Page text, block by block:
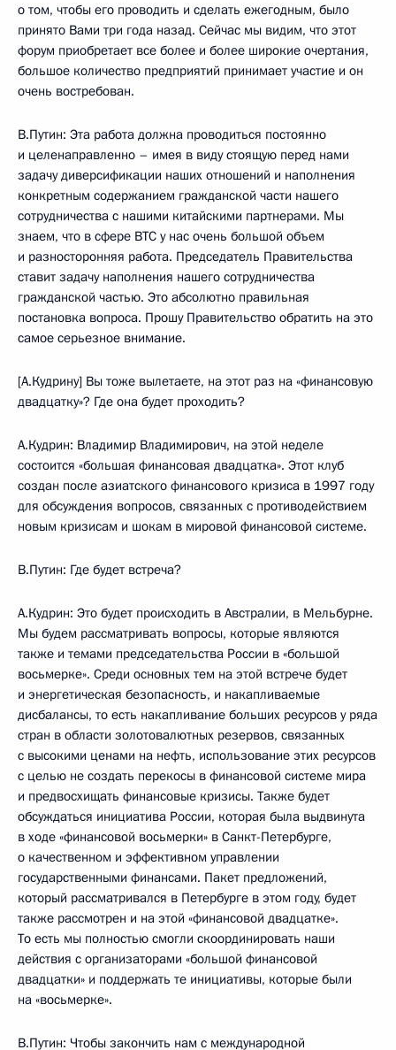
о том, чтобы его проводить и сделать ежегодным, было
принято Вами три года назад. Сейчас мы видим, что этот
форум приобретает все более и более широкие очертания,
большое количество предприятий принимает участие и он
очень востребован.
В.Путин: Эта работа должна проводиться постоянно
и целенаправленно – имея в виду стоящую перед нами
задачу диверсификации наших отношений и наполнения
конкретным содержанием гражданской части нашего
сотрудничества с нашими китайскими партнерами. Мы
знаем, что в сфере ВТС у нас очень большой объем
и разносторонняя работа. Председатель Правительства
ставит задачу наполнения нашего сотрудничества
гражданской частью. Это абсолютно правильная
постановка вопроса. Прошу Правительство обратить на это
самое серьезное внимание.
[А.Кудрину] Вы тоже вылетаете, на этот раз на «финансовую
двадцатку»? Где она будет проходить?
А.Кудрин: Владимир Владимирович, на этой неделе
состоится «большая финансовая двадцатка». Этот клуб
создан после азиатского финансового кризиса в 1997 году
для обсуждения вопросов, связанных с противодействием
новым кризисам и шокам в мировой финансовой системе.
В.Путин: Где будет встреча?
А.Кудрин: Это будет происходить в Австралии, в Мельбурне.
Мы будем рассматривать вопросы, которые являются
также и темами председательства России в «большой
восьмерке». Среди основных тем на этой встрече будет
и энергетическая безопасность, и накапливаемые
дисбалансы, то есть накапливание больших ресурсов у ряда
стран в области золотовалютных резервов, связанных
с высокими ценами на нефть, использование этих ресурсов
с целью не создать перекосы в финансовой системе мира
и предвосхищать финансовые кризисы. Также будет
обсуждаться инициатива России, которая была выдвинута
в ходе «финансовой восьмерки» в Санкт-Петербурге,
о качественном и эффективном управлении
государственными финансами. Пакет предложений,
который рассматривался в Петербурге в этом году, будет
также рассмотрен и на этой «финансовой двадцатке».
То есть мы полностью смогли скоординировать наши
действия с организаторами «большой финансовой
двадцатки» и поддержать те инициативы, которые были
на «восьмерке».
В.Путин: Чтобы закончить нам с международной